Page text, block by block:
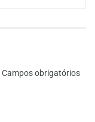
Campos obrigatórios